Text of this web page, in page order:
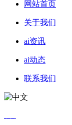
网站首页
关于我们
ai资讯
ai动态
联系我们